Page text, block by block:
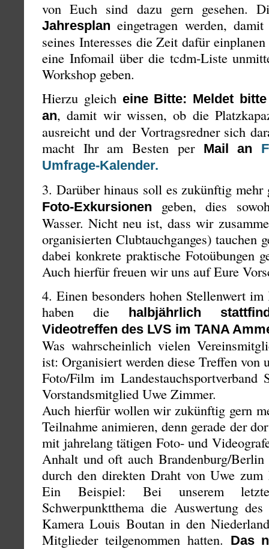
von Euch sind dazu gern gesehen.
Jahresplan eingetragen werden,
seines Interesses die Zeit dafür
eine Infomail über die tcdm-Liste
Workshop geben.
Hierzu gleich eine Bitte: Meldet
an, damit wir wissen, ob die
ausreicht und der Vortragsredner sich
macht Ihr am Besten per Mail an
Umfrage-Kalender.
3. Darüber hinaus soll es zukünftig mehr
Foto-Exkursionen
geben, dies
Wasser. Nicht neu ist, dass wir
organisierten Clubtauchganges) tauchen
dabei konkrete praktische Fotoübungen
Auch hierfür freuen wir uns auf Eure
4. Einen besonders hohen Stellenwert
haben die
halbjährlich
Videotreffen des LVS im TANA
Was wahrscheinlich vielen
ist: Organisiert werden diese Treffen von
Foto/Film im Landestauchsportverband
Vorstandsmitglied Uwe Zimmer.
Auch hierfür wollen wir zukünftig gern
Teilnahme animieren, denn gerade der
mit jahrelang tätigen Foto- und
Anhalt und oft auch Brandenburg/
durch den direkten Draht von Uwe
Ein Beispiel: Bei unserem
Schwerpunktthema die Auswertung des
Kamera Louis Boutan in den
Mitglieder teilgenommen hatten. Das